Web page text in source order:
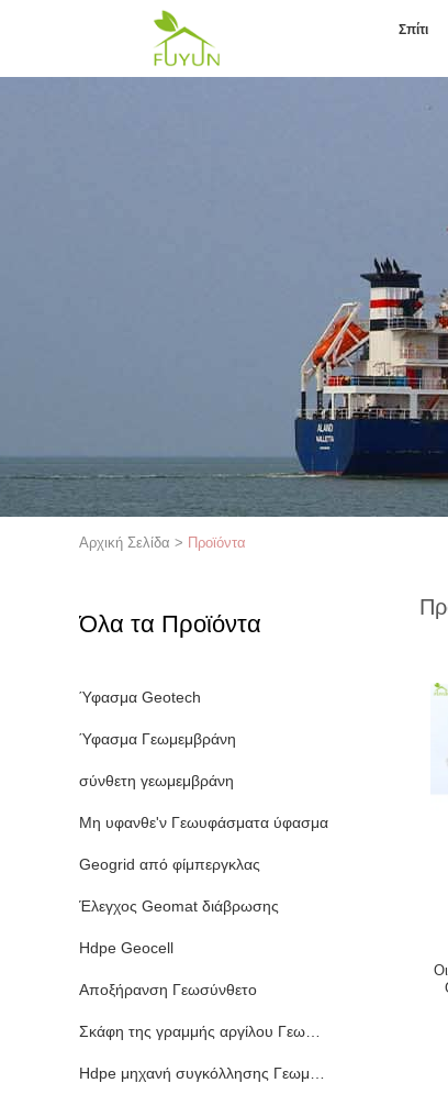
Σπίτι
Αρχική Σελίδα > Προϊόντα
Όλα τα Προϊόντα
Ύφασμα Geotech
Ύφασμα Γεωμεμβράνη
σύνθετη γεωμεμβράνη
Μη υφανθε'ν Γεωυφάσματα ύφασμα
Geogrid από φίμπεργκλας
Έλεγχος Geomat διάβρωσης
Hdpe Geocell
Αποξήρανση Γεωσύνθετο
Σκάφη της γραμμής αργίλου Γεωσυνθετική
Hdpe μηχανή συγκόλλησης Γεωμεμβράνη